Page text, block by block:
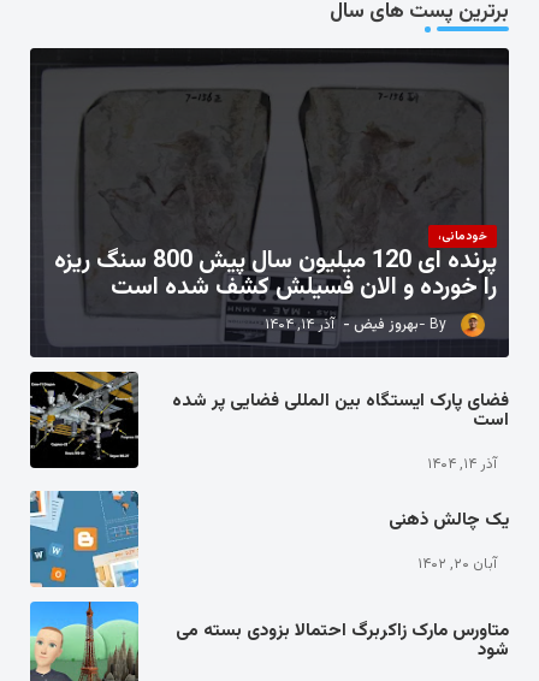
برترین پست های سال
خودمانی،
پرنده ای 120 میلیون سال پیش 800 سنگ ریزه
را خورده و الان فسیلش کشف شده است
بهروز فیض آذر ۱۴, ۱۴۰۴
فضای پارک ایستگاه بین المللی فضایی پر شده
است
آذر ۱۴, ۱۴۰۴
یک چالش ذهنی
آبان ۲۰, ۱۴۰۲
متاورس مارک زاکربرگ احتمالا بزودی بسته می
شود